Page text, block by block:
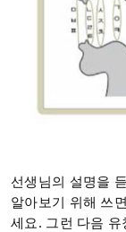
선생님의 설명을
알아보기 위해 쓰
세요. 그런 다음